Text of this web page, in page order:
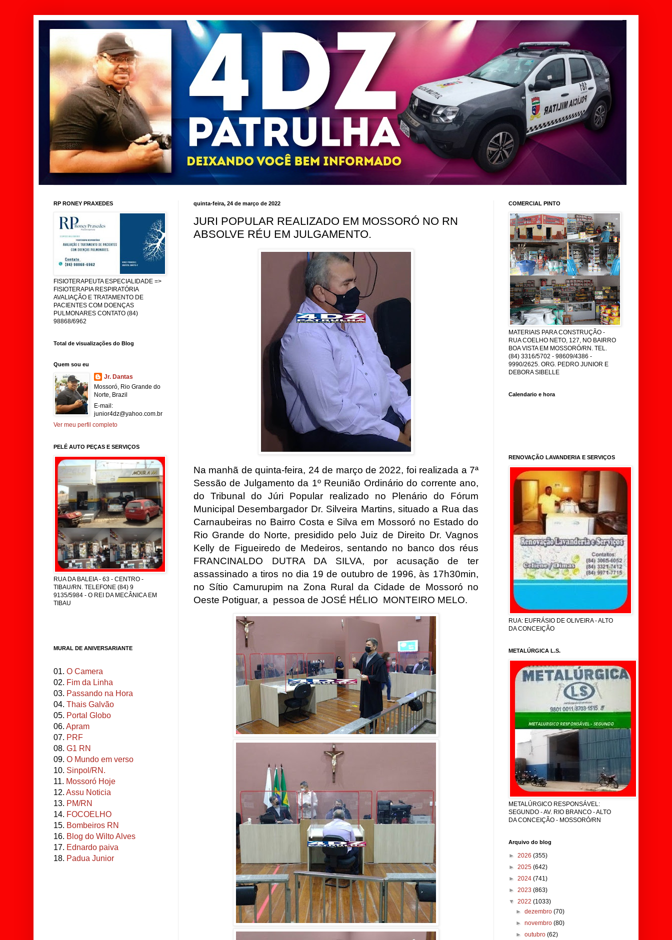
quinta-feira, 24 de março de 2022
JURI POPULAR REALIZADO EM MOSSORÓ NO RN
ABSOLVE RÉU EM JULGAMENTO.
Na manhã de quinta-feira, 24 de março de 2022, foi realizada a 7ª
Sessão de Julgamento da 1º Reunião Ordinário do corrente ano,
do Tribunal do Júri Popular realizado no Plenário do Fórum
Municipal Desembargador Dr. Silveira Martins, situado a Rua das
Carnaubeiras no Bairro Costa e Silva em Mossoró no Estado do
Rio Grande do Norte, presidido pelo Juiz de Direito Dr. Vagnos
Kelly de Figueiredo de Medeiros, sentando no banco dos réus
FRANCINALDO DUTRA DA SILVA, por acusação de ter
assassinado a tiros no dia 19 de outubro de 1996, às 17h30min,
no Sítio Camurupim na Zona Rural da Cidade de Mossoró no
Oeste Potiguar, a pessoa de JOSÉ HÉLIO MONTEIRO MELO.
RP RONEY PRAXEDES
FISIOTERAPEUTA ESPECIALIDADE =>
FISIOTERAPIA RESPIRATÓRIA
AVALIAÇÃO E TRATAMENTO DE
PACIENTES COM DOENÇAS
PULMONARES CONTATO (84)
98868/6962
Total de visualizações do Blog
Quem sou eu
Jr. Dantas
Mossoró, Rio Grande do
Norte, Brazil
E-mail:
junior4dz@yahoo.com.br
Ver meu perfil completo
PELÉ AUTO PEÇAS E SERVIÇOS
RUA DA BALEIA - 63 - CENTRO -
TIBAU/RN. TELEFONE (84) 9
9135/5984 - O REI DA MECÂNICA EM
TIBAU
MURAL DE ANIVERSARIANTE
01. O Camera
02. Fim da Linha
03. Passando na Hora
04. Thais Galvão
05. Portal Globo
06. Apram
07. PRF
08. G1 RN
09. O Mundo em verso
10. Sinpol/RN.
11. Mossoró Hoje
12. Assu Noticia
13. PM/RN
14. FOCOELHO
15. Bombeiros RN
16. Blog do Wilto Alves
17. Ednardo paiva
18. Padua Junior
COMERCIAL PINTO
MATERIAIS PARA CONSTRUÇÃO -
RUA COELHO NETO, 127, NO BAIRRO
BOA VISTA EM MOSSORÓ/RN. TEL.
(84) 3316/5702 - 98609/4386 -
9990/2625. ORG. PEDRO JUNIOR E
DEBORA SIBELLE
Calendario e hora
RENOVAÇÃO LAVANDERIA E SERVIÇOS
RUA: EUFRÁSIO DE OLIVEIRA - ALTO
DA CONCEIÇÃO
METALÚRGICA L.S.
METALÚRGICO RESPONSÁVEL:
SEGUNDO - AV. RIO BRANCO - ALTO
DA CONCEIÇÃO - MOSSORÓ/RN
Arquivo do blog
► 2026 (355)
► 2025 (642)
► 2024 (741)
► 2023 (863)
▼ 2022 (1033)
►dezembro(70)
►novembro(80)
►outubro(62)